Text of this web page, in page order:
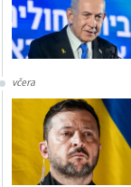
včera